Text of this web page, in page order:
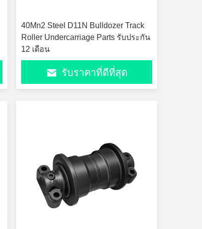
40Mn2 Steel D11N Bulldozer Track
Roller Undercarriage Parts รับประกัน
12 เดือน
รับราคาที่ดีที่สุด